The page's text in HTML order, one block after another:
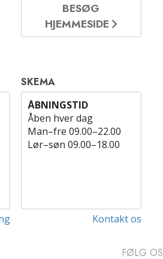
BESØG
HJEMMESIDE
SKEMA
ÅBNINGSTID
Åben hver dag
Man–fre 09.00–22.00
Lør–søn 09.00–18.00
Kontakt os
FØLG OS